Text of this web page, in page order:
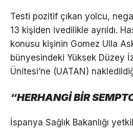
Testi pozitif çıkan yolcu,
13 kişiden ivedilikle ayrıldı.
konusu kişinin Gomez Ulla
bünyesindeki Yüksek Düzey
Ünitesi’ne (UATAN)
“HERHANGİ BİR
İspanya Sağlık Bakanlığı